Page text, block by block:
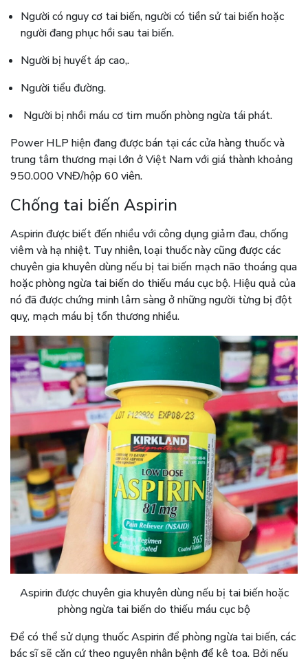
Người có nguy cơ tai biến, người có tiền sử tai biến hoặc
người đang phục hồi sau tai biến.
Người bị huyết áp cao,.
Người tiểu đường.
Người bị nhồi máu cơ tim muốn phòng ngừa tái phát.
Power HLP hiện đang được bán tại các cửa hàng thuốc và
trung tâm thương mại lớn ở Việt Nam với giá thành khoảng
950.000 VNĐ/hộp 60 viên.
Chống tai biến Aspirin
Aspirin được biết đến nhiều với công dụng giảm đau, chống
viêm và hạ nhiệt. Tuy nhiên, loại thuốc này cũng được các
chuyên gia khuyên dùng nếu bị tai biến mạch não thoáng qua
hoặc phòng ngừa tai biến do thiếu máu cục bộ. Hiệu quả của
nó đã được chứng minh lâm sàng ở những người từng bị đột
quỵ, mạch máu bị tổn thương nhiều.
Aspirin được chuyên gia khuyên dùng nếu bị tai biến hoặc
phòng ngừa tai biến do thiếu máu cục bộ
Để có thể sử dụng thuốc Aspirin để phòng ngừa tai biến, các
bác sĩ sẽ căn cứ theo nguyên nhân bệnh để kê toa. Bởi nếu